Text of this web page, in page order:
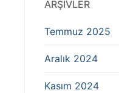
ARŞIVLER
Temmuz 2025
Aralık 2024
Kasım 2024